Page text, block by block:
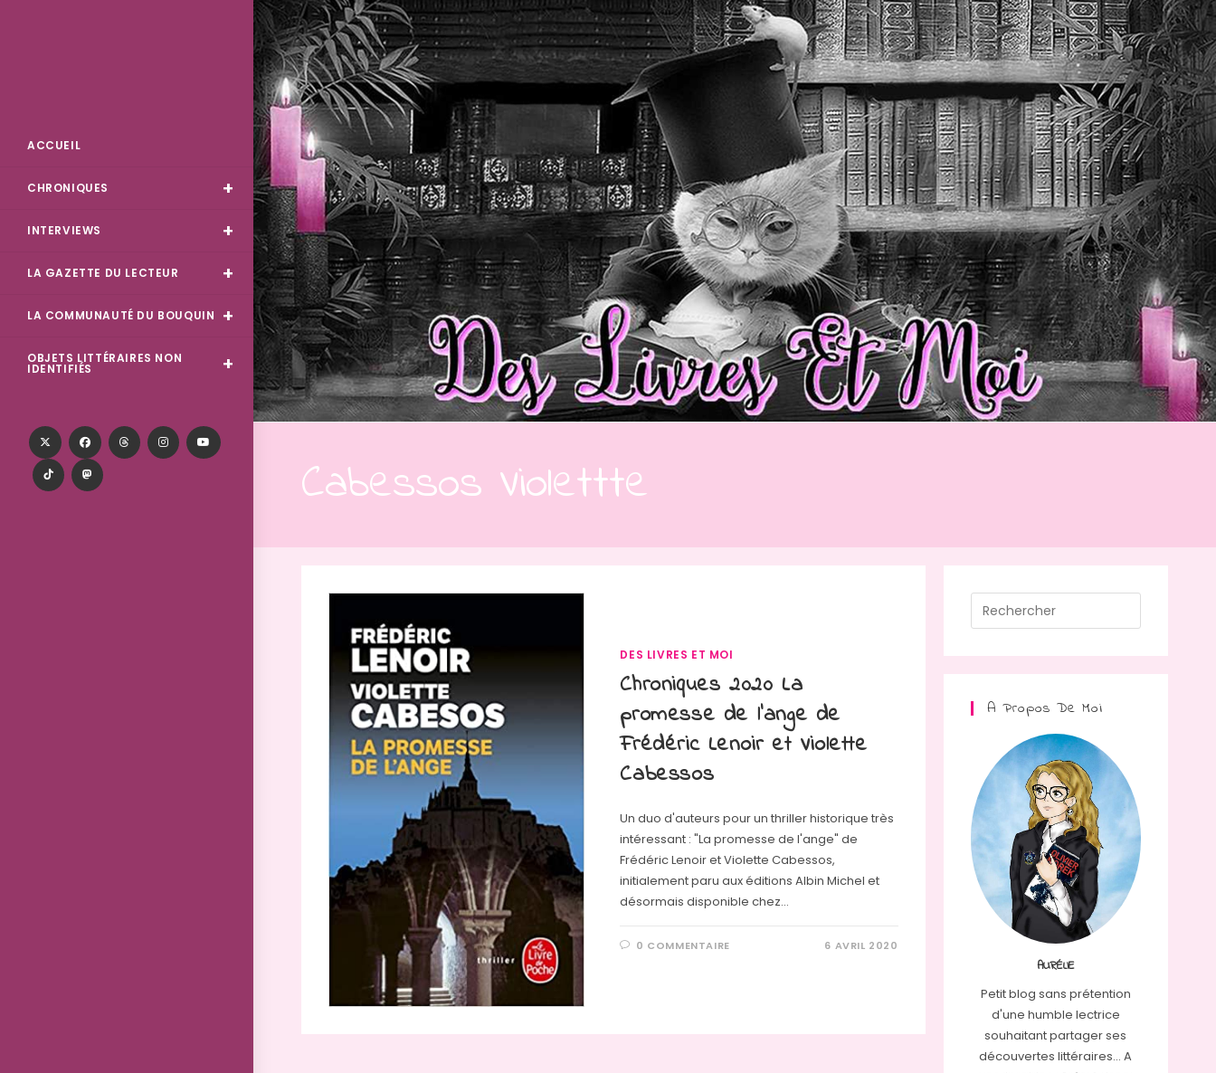
Skip
to
content
ACCUEIL
CHRONIQUES
INTERVIEWS
LA GAZETTE DU LECTEUR
LA COMMUNAUTÉ DU BOUQUIN
OBJETS LITTÉRAIRES NON
IDENTIFIÉS
Cabessos Violettte
DES LIVRES ET MOI
Chroniques 2020 La
promesse de l’ange de
Frédéric Lenoir et Violette
Cabessos
Un duo d'auteurs pour un thriller historique très
intéressant : "La promesse de l'ange" de
Frédéric Lenoir et Violette Cabessos,
initialement paru aux éditions Albin Michel et
désormais disponible chez…
0 COMMENTAIRE 6 AVRIL 2020
Escape
A Propos De Moi
AURÉLIE
Petit blog sans prétention
d'une humble lectrice
souhaitant partager ses
découvertes littéraires... A